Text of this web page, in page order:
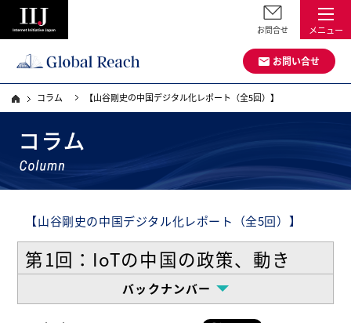
メニュー
お問合せ
お問い合せ
コラム 【山谷剛史の中国デジタル化レポート（全5回）】
【山谷剛史の中国デジタル化レポート（全5回）】
第1回：IoTの中国の政策、動き
バックナンバー